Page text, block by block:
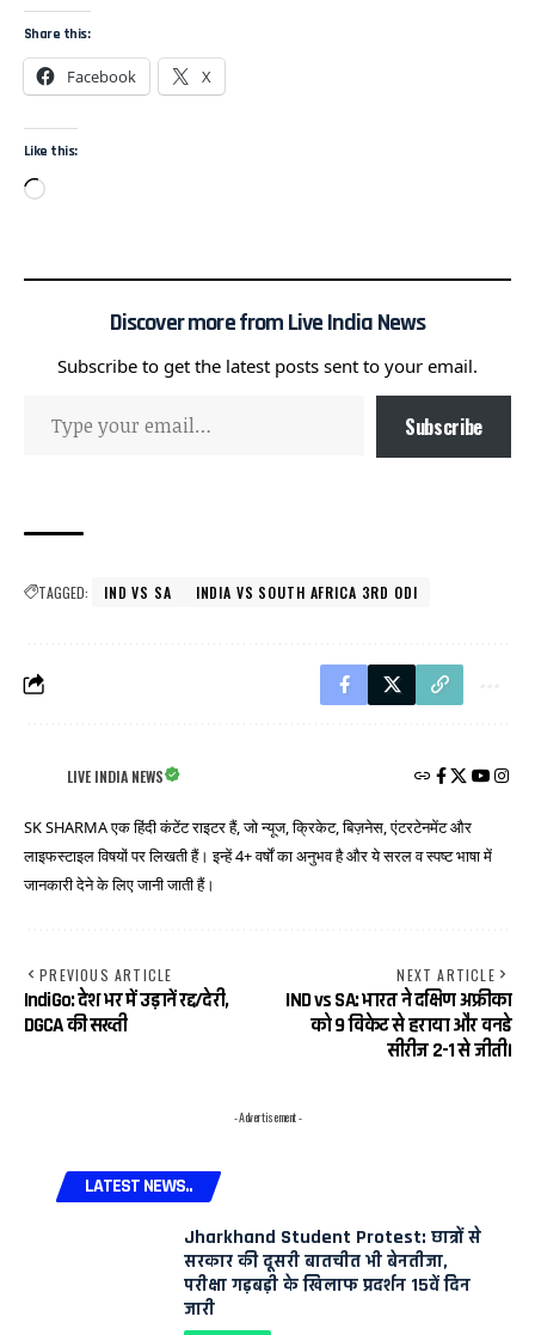
Share this:
Facebook X
Like this:
Discover more from Live India News
Subscribe to get the latest posts sent to your email.
Subscribe
TAGGED: IND VS SA INDIA VS SOUTH AFRICA 3RD ODI
LIVE INDIA NEWS
SK SHARMA एक हिंदी कंटेंट राइटर हैं, जो न्यूज, क्रिकेट, बिज़नेस, एंटरटेनमेंट और
लाइफस्टाइल विषयों पर लिखती हैं। इन्हें 4+ वर्षों का अनुभव है और ये सरल व स्पष्ट भाषा में
जानकारी देने के लिए जानी जाती हैं।
PREVIOUS ARTICLE
IndiGo: देश भर में उड़ानें रद्द/देरी,
DGCA की सख्ती
NEXT ARTICLE
IND vs SA: भारत ने दक्षिण अफ्रीका
को 9 विकेट से हराया और वनडे
सीरीज 2-1 से जीती।
- Advertisement -
LATEST NEWS..
Jharkhand Student Protest: छात्रों से
सरकार की दूसरी बातचीत भी बेनतीजा,
परीक्षा गड़बड़ी के खिलाफ प्रदर्शन 15वें दिन
जारी